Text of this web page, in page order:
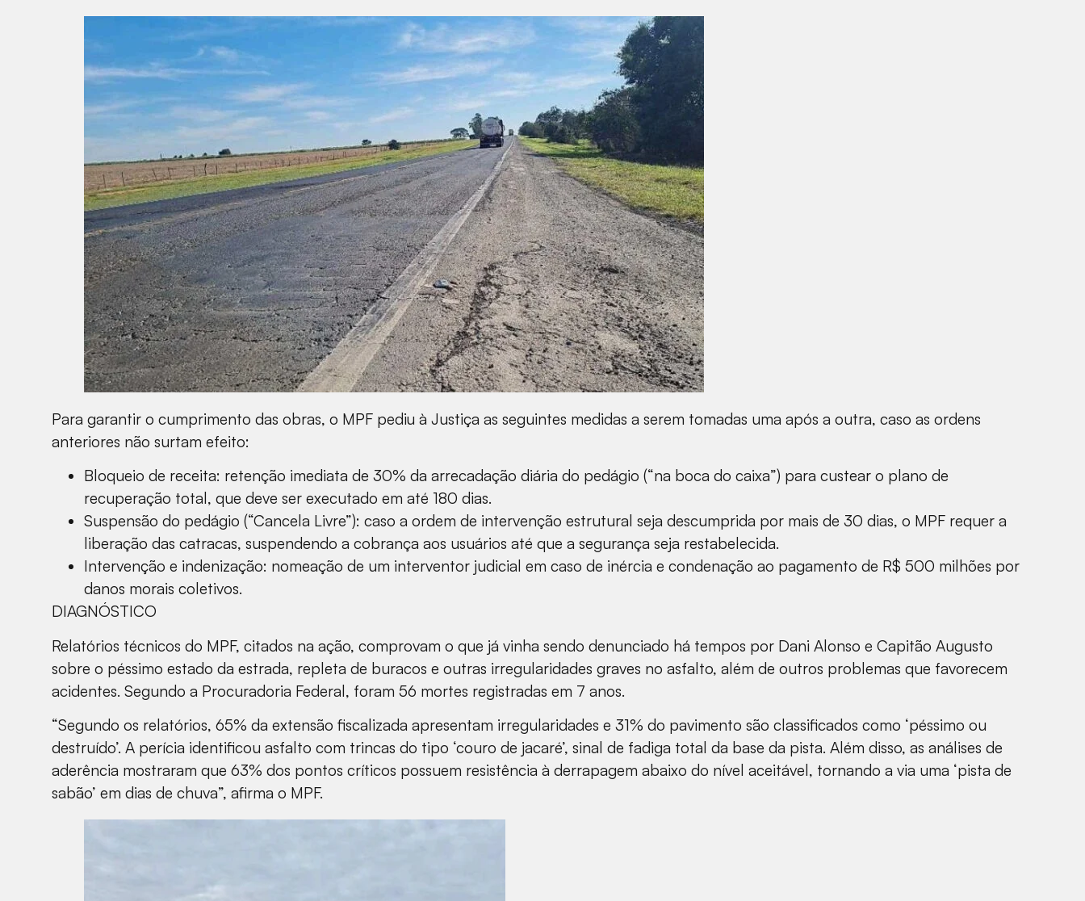
Para garantir o cumprimento das obras, o MPF pediu à Justiça as seguintes medidas a serem tomadas uma após a outra, caso as ordens
anteriores não surtam efeito:
Bloqueio de receita: retenção imediata de 30% da arrecadação diária do pedágio (“na boca do caixa”) para custear o plano de
recuperação total, que deve ser executado em até 180 dias.
Suspensão do pedágio (“Cancela Livre”): caso a ordem de intervenção estrutural seja descumprida por mais de 30 dias, o MPF requer a
liberação das catracas, suspendendo a cobrança aos usuários até que a segurança seja restabelecida.
Intervenção e indenização: nomeação de um interventor judicial em caso de inércia e condenação ao pagamento de R$ 500 milhões por
danos morais coletivos.
DIAGNÓSTICO
Relatórios técnicos do MPF, citados na ação, comprovam o que já vinha sendo denunciado há tempos por Dani Alonso e Capitão Augusto
sobre o péssimo estado da estrada, repleta de buracos e outras irregularidades graves no asfalto, além de outros problemas que favorecem
acidentes. Segundo a Procuradoria Federal, foram 56 mortes registradas em 7 anos.
“Segundo os relatórios, 65% da extensão fiscalizada apresentam irregularidades e 31% do pavimento são classificados como ‘péssimo ou
destruído’. A perícia identificou asfalto com trincas do tipo ‘couro de jacaré’, sinal de fadiga total da base da pista. Além disso, as análises de
aderência mostraram que 63% dos pontos críticos possuem resistência à derrapagem abaixo do nível aceitável, tornando a via uma ‘pista de
sabão’ em dias de chuva”, afirma o MPF.